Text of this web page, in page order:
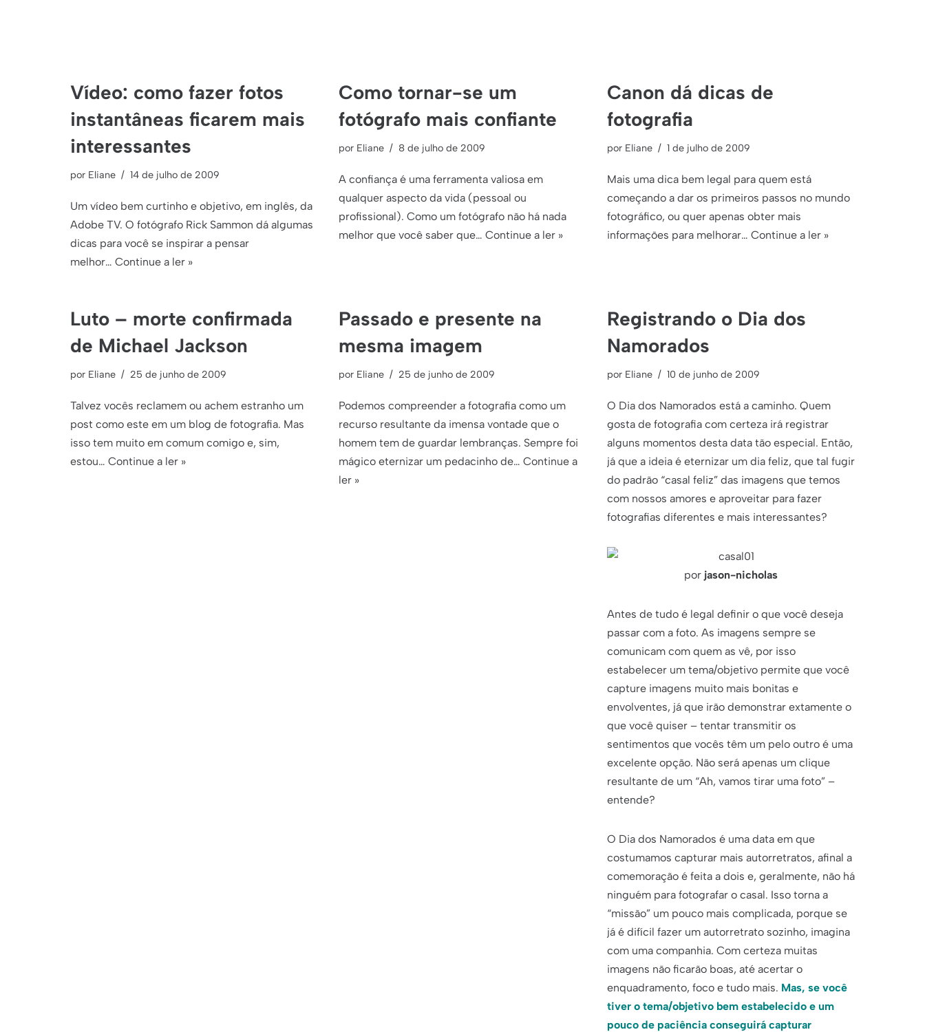
Vídeo: como fazer fotos
instantâneas ficarem mais
interessantes
por Eliane 14 de julho de 2009
Um vídeo bem curtinho e objetivo, em inglês, da
Adobe TV. O fotógrafo Rick Sammon dá algumas
dicas para você se inspirar a pensar
melhor… Continue a ler »
Como tornar-se um
fotógrafo mais confiante
por Eliane 8 de julho de 2009
A confiança é uma ferramenta valiosa em
qualquer aspecto da vida (pessoal ou
profissional). Como um fotógrafo não há nada
melhor que você saber que… Continue a ler »
Canon dá dicas de
fotografia
por Eliane 1 de julho de 2009
Mais uma dica bem legal para quem está
começando a dar os primeiros passos no mundo
fotográfico, ou quer apenas obter mais
informações para melhorar… Continue a ler »
Luto – morte confirmada
de Michael Jackson
por Eliane 25 de junho de 2009
Talvez vocês reclamem ou achem estranho um
post como este em um blog de fotografia. Mas
isso tem muito em comum comigo e, sim,
estou… Continue a ler »
Passado e presente na
mesma imagem
por Eliane 25 de junho de 2009
Podemos compreender a fotografia como um
recurso resultante da imensa vontade que o
homem tem de guardar lembranças. Sempre foi
mágico eternizar um pedacinho de… Continue a
ler »
Registrando o Dia dos
Namorados
por Eliane 10 de junho de 2009
O Dia dos Namorados está a caminho. Quem
gosta de fotografia com certeza irá registrar
alguns momentos desta data tão especial. Então,
já que a ideia é eternizar um dia feliz, que tal fugir
do padrão “casal feliz” das imagens que temos
com nossos amores e aproveitar para fazer
fotografias diferentes e mais interessantes?
por jason-nicholas
Antes de tudo é legal definir o que você deseja
passar com a foto. As imagens sempre se
comunicam com quem as vê, por isso
estabelecer um tema/objetivo permite que você
capture imagens muito mais bonitas e
envolventes, já que irão demonstrar extamente o
que você quiser – tentar transmitir os
sentimentos que vocês têm um pelo outro é uma
excelente opção. Não será apenas um clique
resultante de um “Ah, vamos tirar uma foto” –
entende?
O Dia dos Namorados é uma data em que
costumamos capturar mais autorretratos, afinal a
comemoração é feita a dois e, geralmente, não há
ninguém para fotografar o casal. Isso torna a
“missão” um pouco mais complicada, porque se
já é difícil fazer um autorretrato sozinho, imagina
com uma companhia. Com certeza muitas
imagens não ficarão boas, até acertar o
enquadramento, foco e tudo mais. Mas, se você
tiver o tema/objetivo bem estabelecido e um
pouco de paciência conseguirá capturar